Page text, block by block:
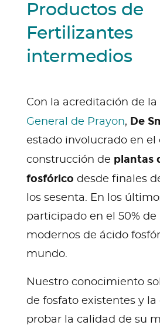
Productos de
Fertilizantes
intermedios
Con la acreditación de la
General de Prayon, De
estado involucrado en el
construcción de plantas
fosfórico desde finales
los sesenta. En los
participado en el 50% de
modernos de ácido
mundo.
Nuestro conocimiento
de fosfato existentes y
probar la calidad de su